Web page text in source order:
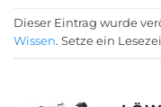
Dieser Eintrag wurde
Wissen. Setze ein